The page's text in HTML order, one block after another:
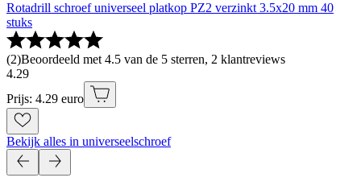
Rotadrill schroef universeel platkop PZ2 verzinkt 3.5x20 mm 40
stuks
(2)Beoordeeld met 4.5 van de 5 sterren, 2 klantreviews
4.29
Prijs: 4.29 euro
Bekijk alles in universeelschroef